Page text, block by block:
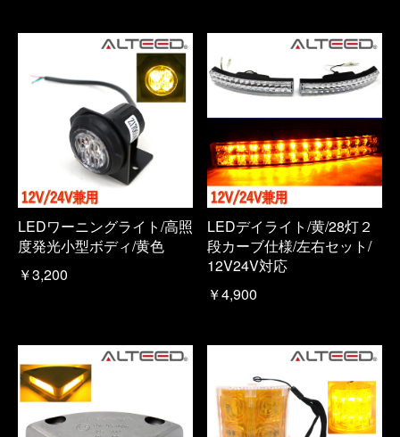
LEDワーニングライト/高照
度発光小型ボディ/黄色
￥3,200
LEDデイライト/黄/28灯２
段カーブ仕様/左右セット/
12V24V対応
￥4,900